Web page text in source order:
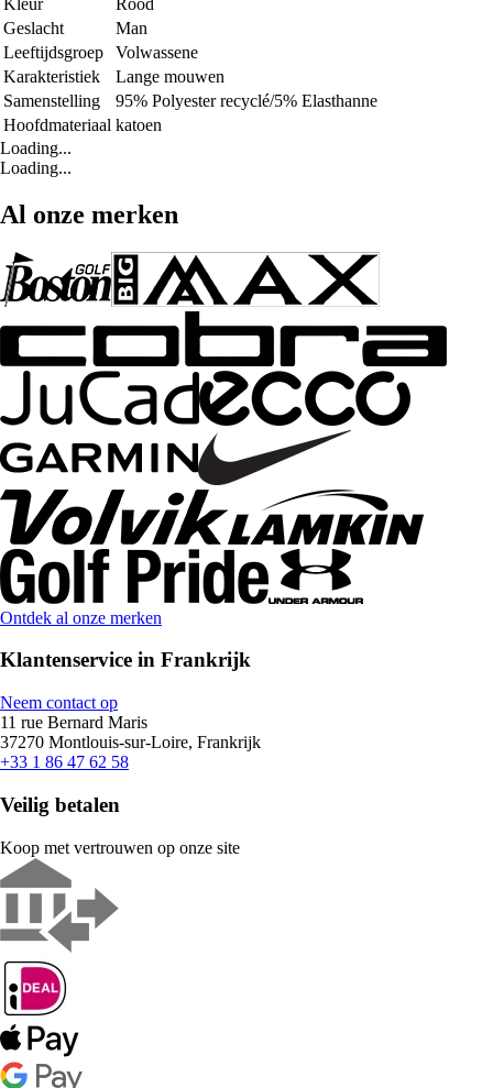
Geslacht
Man
Leeftijdsgroep
Volwassene
Karakteristiek
Lange mouwen
Samenstelling
95% Polyester recyclé/5% Elasthanne
Hoofdmateriaal katoen
Loading...
Loading...
Al onze merken
Ontdek al onze merken
Klantenservice in Frankrijk
Neem contact op
11 rue Bernard Maris
37270 Montlouis-sur-Loire, Frankrijk
+33 1 86 47 62 58
Veilig betalen
Koop met vertrouwen op onze site